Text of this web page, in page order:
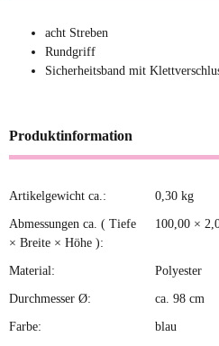
acht Streben
Rundgriff
Sicherheitsband mit
Produktinformation
Produkteigenschaft
Wert
Artikelgewicht ca.: 0,30 kg
Abmessungen ca. ( Tiefe
× Breite × Höhe ):
100,00 ×
Material: Polyester
Durchmesser Ø: ca. 98 cm
Farbe: blau